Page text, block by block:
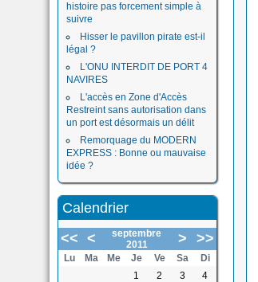
histoire pas forcement simple à
suivre
Hisser le pavillon pirate est-il
légal ?
L'ONU INTERDIT DE PORT 4
NAVIRES
L'accès en Zone d'Accès
Restreint sans autorisation dans
un port est désormais un délit
Remorquage du MODERN
EXPRESS : Bonne ou mauvaise
idée ?
Calendrier
<< <
septembre
2011
> >>
Lu Ma Me Je Ve Sa
Di
1
2 3
4